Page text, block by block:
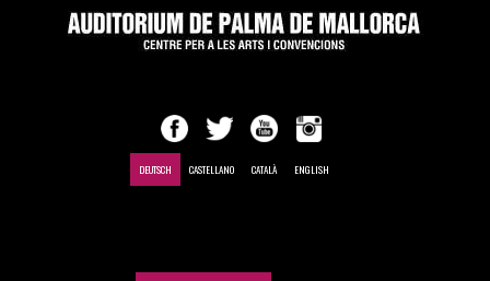
DEUTSCH CASTELLANO CATALÀ ENGLISH